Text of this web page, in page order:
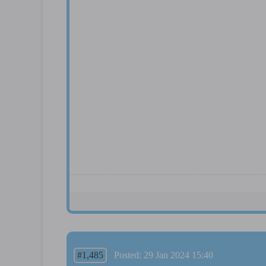
#1,485 Posted: 29 Jan 2024 15:40